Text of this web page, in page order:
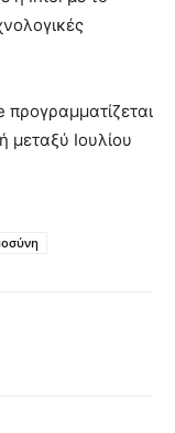
μεταξύ Ιουλίου